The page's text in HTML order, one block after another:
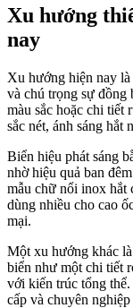
Xu hướng
nay
Xu hướng hiện nay là
và chú trọng sự đồng
màu sắc hoặc chi tiết
sắc nét, ánh sáng hắt
Biển hiệu phát sáng
nhờ hiệu quả ban
mẫu chữ nổi inox hắt
dùng nhiều cho cao
mại.
Một xu hướng khác
biển như một chi tiết
với kiến trúc tổng
cấp và chuyên nghiệp